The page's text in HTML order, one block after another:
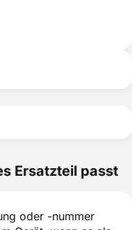
Ersatzteil passt
oder -nummer